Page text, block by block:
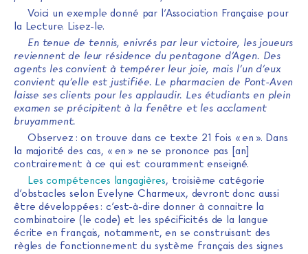
Voici un exemple donné par l’Association Française pour
la Lecture. Lisez-le.
En tenue de tennis, enivrés par leur victoire, les joueurs
reviennent de leur résidence du pentagone d’Agen. Des
agents les convient à tempérer leur joie, mais l’un d’eux
convient qu’elle est justifiée. Le pharmacien de Pont-Aven
laisse ses clients pour les applaudir. Les étudiants en plein
examen se précipitent à la fenêtre et les acclament
bruyamment.
Observez : on trouve dans ce texte 21 fois « en ». Dans
la majorité des cas, « en » ne se prononce pas [an]
contrairement à ce qui est couramment enseigné.
Les compétences langagières, troisième catégorie
d’obstacles selon Evelyne Charmeux, devront donc aussi
être développées : c’est-à-dire donner à connaitre la
combinatoire (le code) et les spécificités de la langue
écrite en français, notamment, en se construisant des
règles de fonctionnement du système français des signes